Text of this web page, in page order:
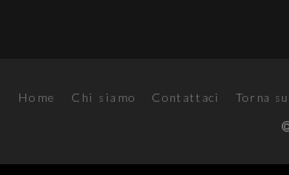
Home Chi siamo Contattaci
Torna su